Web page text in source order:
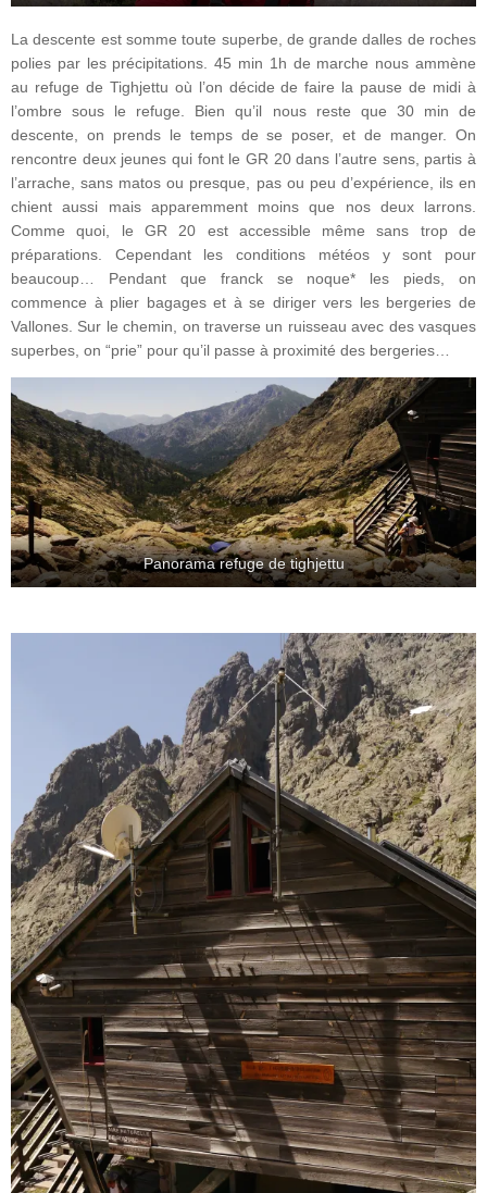
La descente est somme toute superbe, de grande dalles de roches
polies par les précipitations. 45 min 1h de marche nous ammène
au refuge de Tighjettu où l’on décide de faire la pause de midi à
l’ombre sous le refuge. Bien qu’il nous reste que 30 min de
descente, on prends le temps de se poser, et de manger. On
rencontre deux jeunes qui font le GR 20 dans l’autre sens, partis à
l’arrache, sans matos ou presque, pas ou peu d’expérience, ils en
chient aussi mais apparemment moins que nos deux larrons.
Comme quoi, le GR 20 est accessible même sans trop de
préparations. Cependant les conditions météos y sont pour
beaucoup… Pendant que franck se noque* les pieds, on
commence à plier bagages et à se diriger vers les bergeries de
Vallones. Sur le chemin, on traverse un ruisseau avec des vasques
superbes, on “prie” pour qu’il passe à proximité des bergeries…
Panorama refuge de tighjettu